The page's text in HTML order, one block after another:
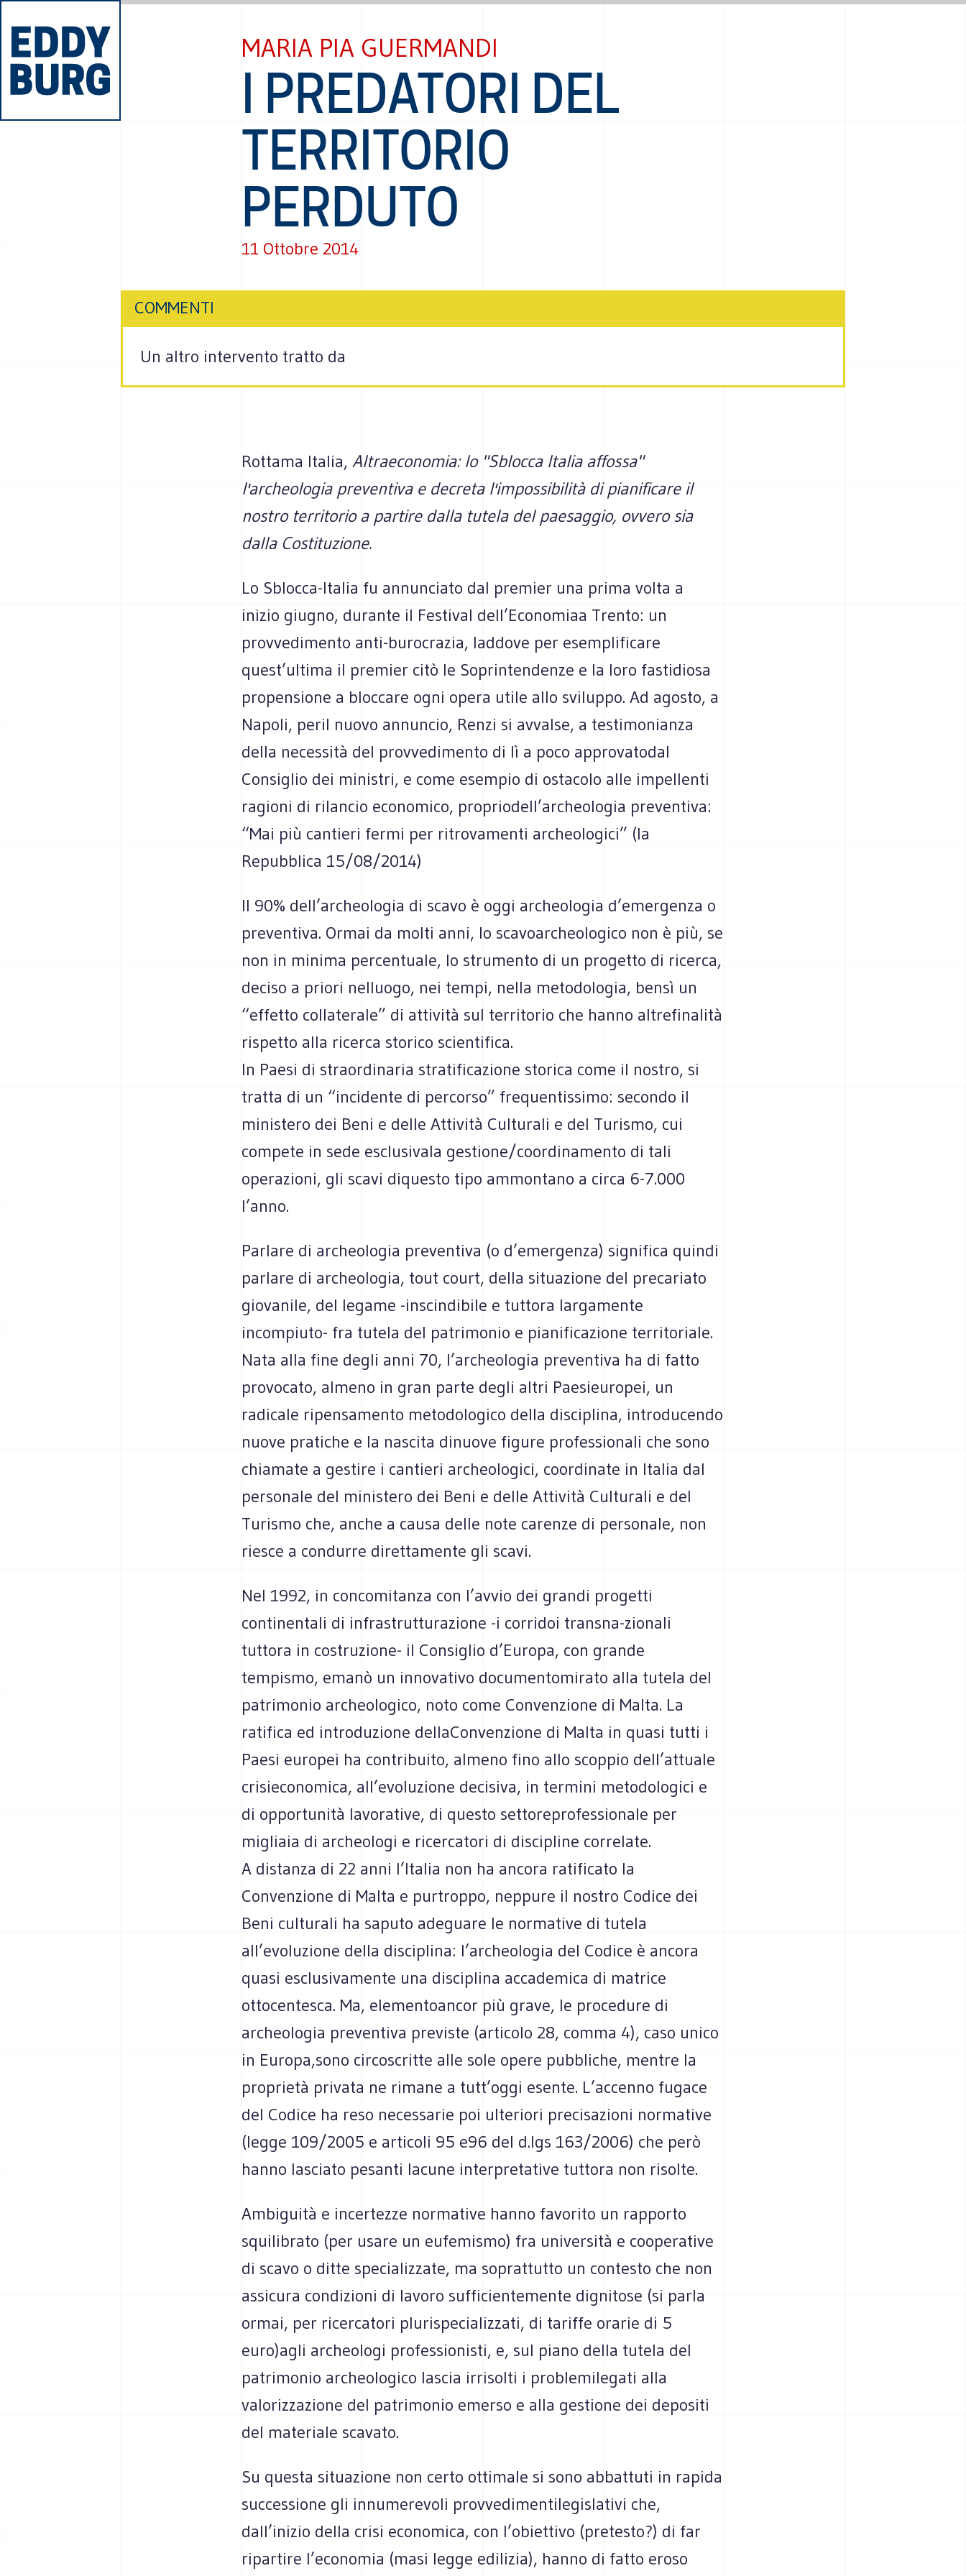
MARIA PIA GUERMANDI
I PREDATORI DEL
TERRITORIO
PERDUTO
11 Ottobre 2014
COMMENTI
Un altro intervento tratto da
Rottama Italia, Altraeconomia: lo "Sblocca Italia affossa"
l'archeologia preventiva e decreta l'impossibilità di pianificare il
nostro territorio a partire dalla tutela del paesaggio, ovvero sia
dalla Costituzione.
Lo Sblocca-Italia fu annunciato dal premier una prima volta a
inizio giugno, durante il Festival dell’Economiaa Trento: un
provvedimento anti-burocrazia, laddove per esemplificare
quest’ultima il premier citò le Soprintendenze e la loro fastidiosa
propensione a bloccare ogni opera utile allo sviluppo. Ad agosto, a
Napoli, peril nuovo annuncio, Renzi si avvalse, a testimonianza
della necessità del provvedimento di lì a poco approvatodal
Consiglio dei ministri, e come esempio di ostacolo alle impellenti
ragioni di rilancio economico, propriodell’archeologia preventiva:
“Mai più cantieri fermi per ritrovamenti archeologici” (la
Repubblica 15/08/2014)
Il 90% dell’archeologia di scavo è oggi archeologia d’emergenza o
preventiva. Ormai da molti anni, lo scavoarcheologico non è più, se
non in minima percentuale, lo strumento di un progetto di ricerca,
deciso a priori nelluogo, nei tempi, nella metodologia, bensì un
“effetto collaterale” di attività sul territorio che hanno altrefinalità
rispetto alla ricerca storico scientifica.
In Paesi di straordinaria stratificazione storica come il nostro, si
tratta di un “incidente di percorso” frequentissimo: secondo il
ministero dei Beni e delle Attività Culturali e del Turismo, cui
compete in sede esclusivala gestione/coordinamento di tali
operazioni, gli scavi diquesto tipo ammontano a circa 6-7.000
l’anno.
Parlare di archeologia preventiva (o d’emergenza) significa quindi
parlare di archeologia, tout court, della situazione del precariato
giovanile, del legame -inscindibile e tuttora largamente
incompiuto- fra tutela del patrimonio e pianificazione territoriale.
Nata alla fine degli anni 70, l’archeologia preventiva ha di fatto
provocato, almeno in gran parte degli altri Paesieuropei, un
radicale ripensamento metodologico della disciplina, introducendo
nuove pratiche e la nascita dinuove figure professionali che sono
chiamate a gestire i cantieri archeologici, coordinate in Italia dal
personale del ministero dei Beni e delle Attività Culturali e del
Turismo che, anche a causa delle note carenze di personale, non
riesce a condurre direttamente gli scavi.
Nel 1992, in concomitanza con l’avvio dei grandi progetti
continentali di infrastrutturazione -i corridoi transna-zionali
tuttora in costruzione- il Consiglio d’Europa, con grande
tempismo, emanò un innovativo documentomirato alla tutela del
patrimonio archeologico, noto come Convenzione di Malta. La
ratifica ed introduzione dellaConvenzione di Malta in quasi tutti i
Paesi europei ha contribuito, almeno fino allo scoppio dell’attuale
crisieconomica, all’evoluzione decisiva, in termini metodologici e
di opportunità lavorative, di questo settoreprofessionale per
migliaia di archeologi e ricercatori di discipline correlate.
A distanza di 22 anni l’Italia non ha ancora ratificato la
Convenzione di Malta e purtroppo, neppure il nostro Codice dei
Beni culturali ha saputo adeguare le normative di tutela
all’evoluzione della disciplina: l’archeologia del Codice è ancora
quasi esclusivamente una disciplina accademica di matrice
ottocentesca. Ma, elementoancor più grave, le procedure di
archeologia preventiva previste (articolo 28, comma 4), caso unico
in Europa,sono circoscritte alle sole opere pubbliche, mentre la
proprietà privata ne rimane a tutt’oggi esente. L’accenno fugace
del Codice ha reso necessarie poi ulteriori precisazioni normative
(legge 109/2005 e articoli 95 e96 del d.lgs 163/2006) che però
hanno lasciato pesanti lacune interpretative tuttora non risolte.
Ambiguità e incertezze normative hanno favorito un rapporto
squilibrato (per usare un eufemismo) fra università e cooperative
di scavo o ditte specializzate, ma soprattutto un contesto che non
assicura condizioni di lavoro sufficientemente dignitose (si parla
ormai, per ricercatori plurispecializzati, di tariffe orarie di 5
euro)agli archeologi professionisti, e, sul piano della tutela del
patrimonio archeologico lascia irrisolti i problemilegati alla
valorizzazione del patrimonio emerso e alla gestione dei depositi
del materiale scavato.
Su questa situazione non certo ottimale si sono abbattuti in rapida
successione gli innumerevoli provvedimentilegislativi che,
dall’inizio della crisi economica, con l’obiettivo (pretesto?) di far
ripartire l’economia (masi legge edilizia), hanno di fatto eroso